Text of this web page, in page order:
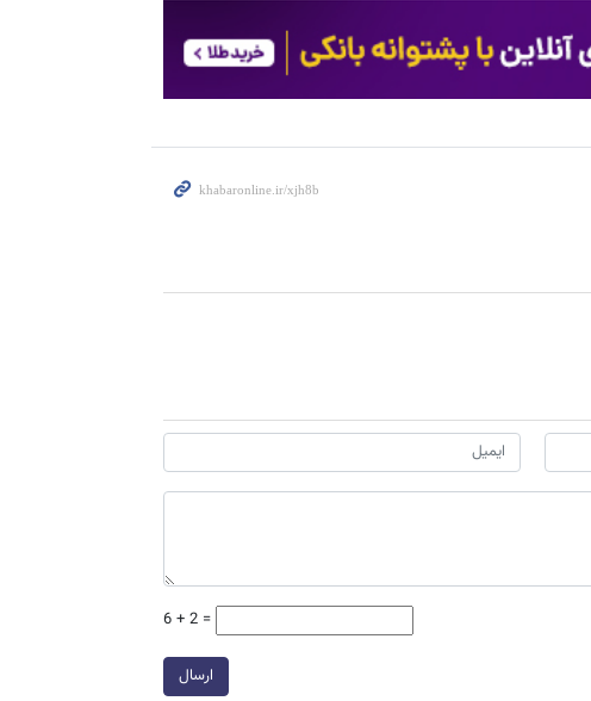
6 + 2 =
ارسال